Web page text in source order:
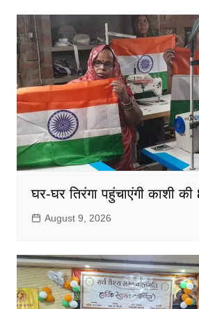
घर-घर तिरंगा पहुंचाएंगी काशी की
August 9, 2026